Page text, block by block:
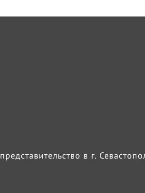
представительство в г.